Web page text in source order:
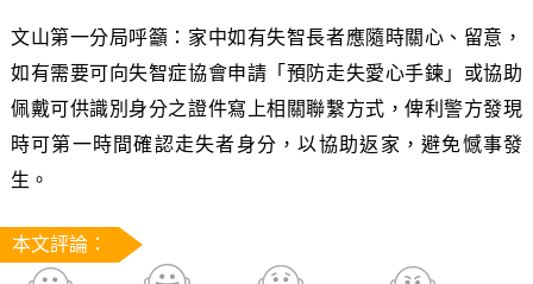
文山第一分局呼籲：家中如有失智長者應隨時關心、留意，
如有需要可向失智症協會申請「預防走失愛心手鍊」或協助
佩戴可供識別身分之證件寫上相關聯繫方式，俾利警方發現
時可第一時間確認走失者身分，以協助返家，避免憾事發
生。
本文評論：